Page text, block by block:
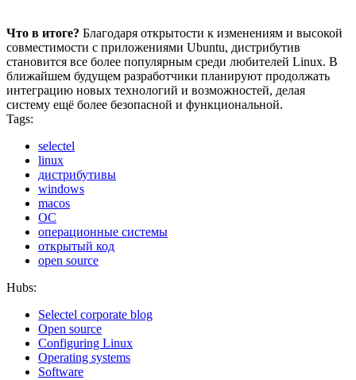
Что в итоге? Благодаря открытости к изменениям и высокой
совместимости с приложениями Ubuntu, дистрибутив
становится все более популярным среди любителей Linux. В
ближайшем будущем разработчики планируют продолжать
интеграцию новых технологий и возможностей, делая
систему ещё более безопасной и функциональной.
Tags:
selectel
linux
дистрибутивы
windows
macos
ОС
операционные системы
открытый код
open source
Hubs:
Selectel corporate blog
Open source
Configuring Linux
Operating systems
Software